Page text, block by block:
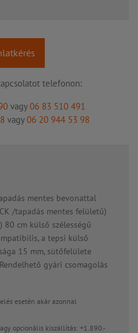
telefonon:
vagy06 83 510 491
vagy06 20 944 53 98
mentes bevonattal
/tapadás mentes felületű)
80 cm külső szélességű
a tepsi külső
15 mm, sütőfelülete
Rendelhető gyári csomagolás
esetén akár azonnal
opcionális kiszállítás: +1.890.-